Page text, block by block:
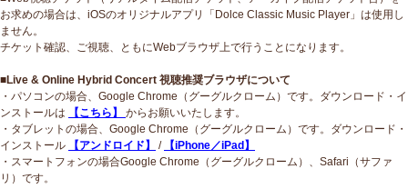
お求めの場合は、iOSのオリジナルアプリ「Dolce Classic Music Player」は使用し
ません。
チケット確認、ご視聴、ともにWebブラウザ上で行うことになります。
■Live & Online Hybrid Concert 視聴推奨ブラウザについて
・パソコンの場合、Google Chrome（グーグルクローム）です。ダウンロード・イ
ンストールは
【こちら】
からお願いいたします。
・タブレットの場合、Google Chrome（グーグルクローム）です。ダウンロード・
インストール
【アンドロイド】 /
【iPhone／iPad】
・スマートフォンの場合Google Chrome（グーグルクローム）、Safari（サファ
リ）です。